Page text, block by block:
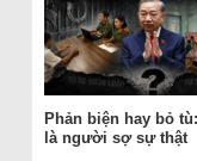
Phản biện hay bỏ
là người sợ sự thật